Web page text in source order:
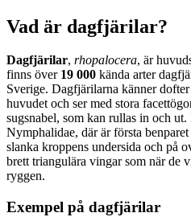
Vad är dagfjärilar?
Dagfjärilar, rhopalocera, är
finns över 19 000 kända arter
Sverige. Dagfjärilarna känner
huvudet och ser med stora
sugsnabel, som kan rullas in och
Nymphalidae, där är första
slanka kroppens undersida och på
brett triangulära vingar som när de
ryggen.
Exempel på dagfjärilar